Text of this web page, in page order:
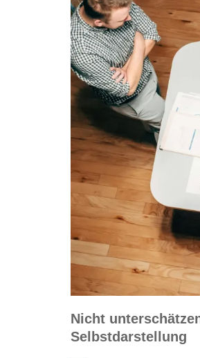
Nicht
Selbstdarstellung